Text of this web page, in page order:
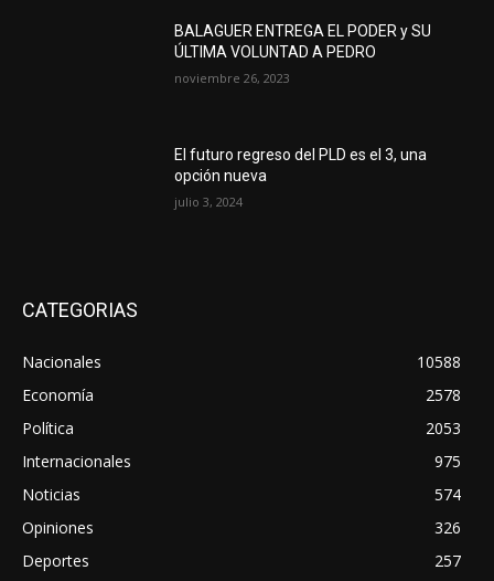
BALAGUER ENTREGA EL PODER y SU
ÚLTIMA VOLUNTAD A PEDRO
noviembre 26, 2023
El futuro regreso del PLD es el 3, una
opción nueva
julio 3, 2024
CATEGORIAS
Nacionales
10588
Economía
2578
Política
2053
Internacionales
975
Noticias
574
Opiniones
326
Deportes
257